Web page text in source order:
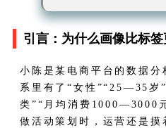
引言：为什么画像比标签
小陈是某电商平台的数据分
系里有了“女性”“25—35岁
类”“月均消费1000—3000
做活动策划时，运营还是